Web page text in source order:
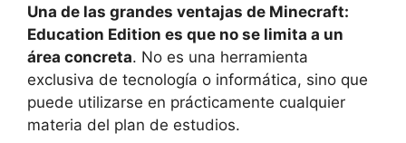
Una de las grandes ventajas de Minecraft:
Education Edition es que no se limita a un
área concreta. No es una herramienta
exclusiva de tecnología o informática, sino que
puede utilizarse en prácticamente cualquier
materia del plan de estudios.